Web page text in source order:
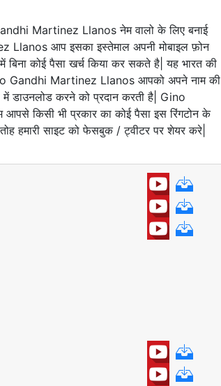
Martinez Llanos नेम वालो के लिए बनाई
Llanos आप इसका इस्तेमाल अपनी मोबाइल फ़ोन
बिना कोई पैसा खर्च किया कर सकते है| यह भारत की
Gandhi Martinez Llanos आपको अपने नाम की
में डाउनलोड करने को प्रदान करती है| Gino
किसी भी प्रकार का कोई पैसा इस रिंगटोन के
हमारी साइट को फेसबुक / ट्वीटर पर शेयर करे|